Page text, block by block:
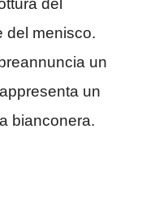
del
del menisco.
un
un
bianconera.